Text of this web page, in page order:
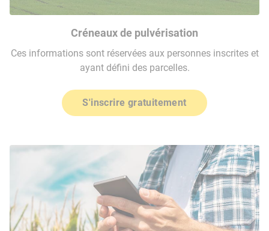
Créneaux de pulvérisation
Ces informations sont réservées aux personnes inscrites et
ayant défini des parcelles.
S'inscrire gratuitement